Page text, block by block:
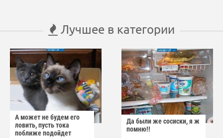
Лучшее в категории
А может не будем его
ловить, пусть тока
поближе подойдет
Да были же сосиски, я ж
помню!!